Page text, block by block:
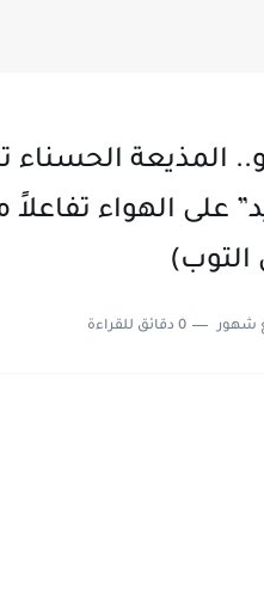
المذيعة الحسناء
على الهواء
شهور 0 دقائق للقراءة